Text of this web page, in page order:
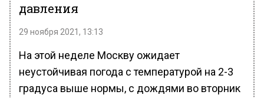
давления
29 ноября 2021, 13:13
На этой неделе Москву ожидает
неустойчивая погода с температурой на 2-3
градуса выше нормы, с дождями во вторник